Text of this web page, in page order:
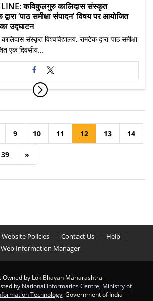
कविकुलगुरु कालिदास संस्कृत
‘पाठ समीक्षा संपादन’ विषय पर आयोजित
उद्घाटन
संस्कृत विश्वविद्यालय, रामटेक द्वारा ‘पाठ समीक्षा
एक दिवसीय…
9 10 11 12 13 14
39 »
Website Policies Contact Us
Help
Web Information Manager
Owned by Lok Bhavan Maharashtra
by National Informatics Centre Ministry of
Technology , Government of India